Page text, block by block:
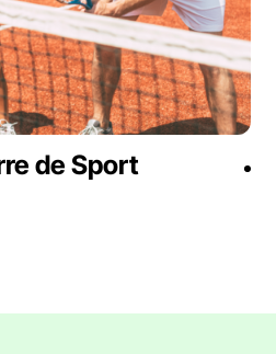
de Sport